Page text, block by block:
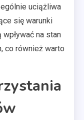
uciążliwa
się warunki
na stan
co również warto